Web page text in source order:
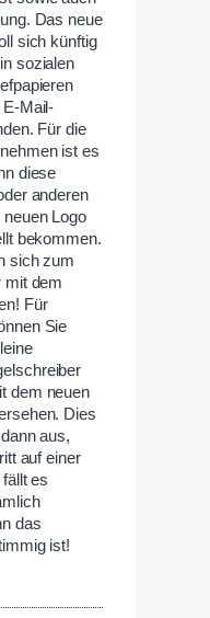
Das neue
sich künftig
sozialen
Mail-
Für die
ist es
diese
anderen
Logo
bekommen.
sich zum
mit dem
Für
Sie
dem neuen
Dies
aus,
auf einer
es
das
ist!